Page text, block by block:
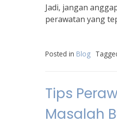
Jadi, jangan
perawatan yang
Posted in Blog
Tips
Masalah